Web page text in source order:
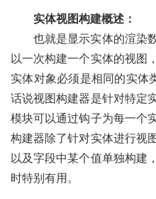
实体视图构建概述：
也就是显示实体的渲染
以一次构建一个实体的视图
实体对象必须是相同的实体
话说视图构建器是针对特定
模块可以通过钩子为每一个
构建器除了针对实体进行视
以及字段中某个值单独构建
时特别有用。